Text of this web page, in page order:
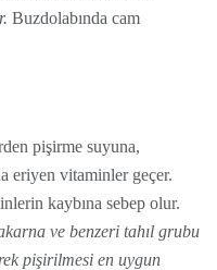
Buzdolabında cam
pişirme suyuna,
eriyen vitaminler geçer.
kaybına sebep olur.
ve benzeri tahıl grubu
pişirilmesi en uygun